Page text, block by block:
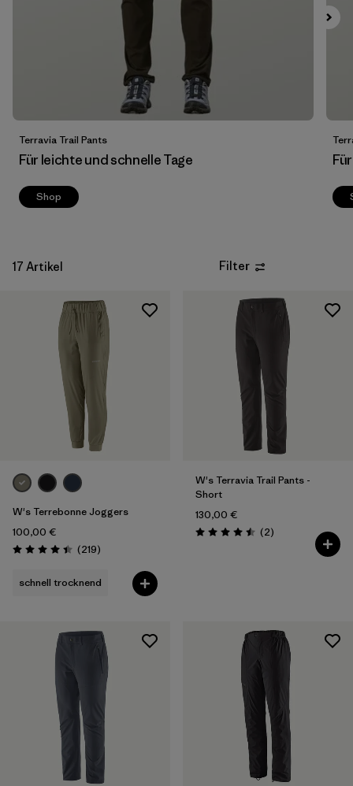
Terravia Trail Pants
Für leichte und schnelle Tage
Shop
17 Artikel Filter
W's Terrebonne Joggers
100,00 €
Bewertung: 4.5 / 5
(219Rezensionen
)
schnell trocknend
W's Terravia Trail Pants -
Short
130,00 €
Bewertung: 4.5 / 5
(2Rezensionen
)